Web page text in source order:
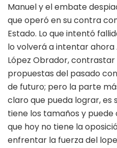
Manuel y el embate
que operó en su contra
Estado. Lo que intentó
lo volverá a intentar ahora
López Obrador, contrastar
propuestas del pasado
de futuro; pero la parte
claro que pueda lograr, es
tiene los tamaños y
que hoy no tiene la
enfrentar la fuerza del